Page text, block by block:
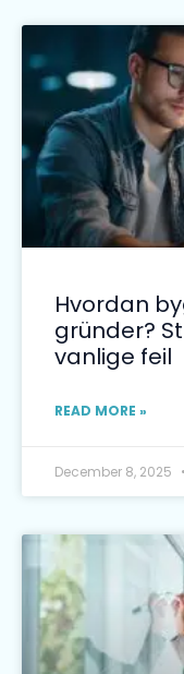
Hvordan
gründer?
vanlige feil
READ MORE »
December 8, 2025